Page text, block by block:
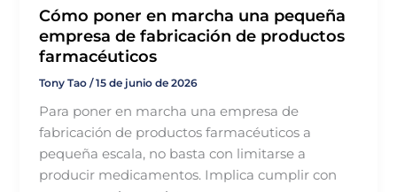
Cómo poner en marcha una pequeña
empresa de fabricación de productos
farmacéuticos
Tony Tao/15 de junio de 2026
Para poner en marcha una empresa de
fabricación de productos farmacéuticos a
pequeña escala, no basta con limitarse a
producir medicamentos. Implica cumplir con